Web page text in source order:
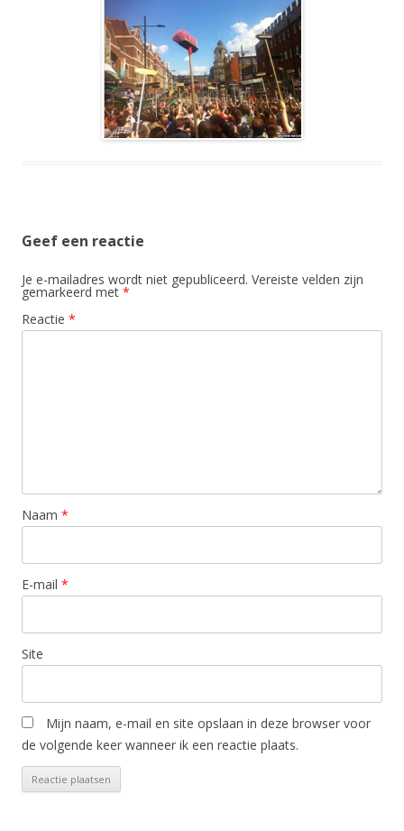
Geef een reactie
Je e-mailadres wordt niet gepubliceerd. Vereiste velden zijn
gemarkeerd met *
Reactie *
Naam *
E-mail *
Site
Mijn naam, e-mail en site opslaan in deze browser voor
de volgende keer wanneer ik een reactie plaats.